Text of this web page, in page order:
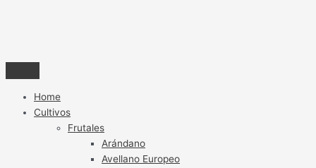
Home
Cultivos
Frutales
Arándano
Avellano Europeo